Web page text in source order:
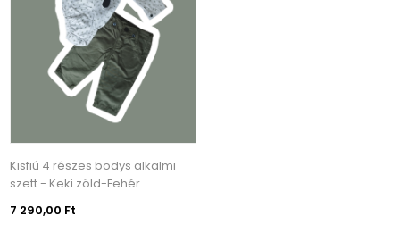
Kisfiú 4 részes bodys alkalmi
szett - Keki zöld-Fehér
7 290,00 Ft